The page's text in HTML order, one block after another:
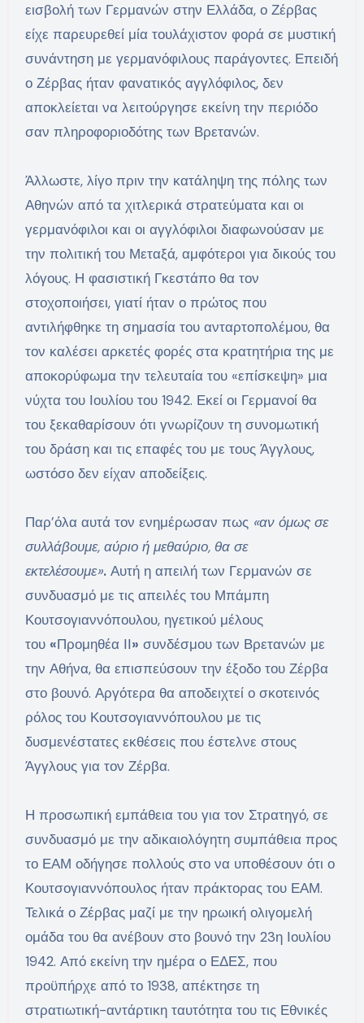
εισβολή των Γερμανών στην Ελλάδα, ο Ζέρβας
είχε παρευρεθεί μία τουλάχιστον φορά σε μυστική
συνάντηση με γερμανόφιλους παράγοντες. Επειδή
ο Ζέρβας ήταν φανατικός αγγλόφιλος, δεν
αποκλείεται να λειτούργησε εκείνη την περιόδο
σαν πληροφοριοδότης των Βρετανών.
Άλλωστε, λίγο πριν την κατάληψη της πόλης των
Αθηνών από τα χιτλερικά στρατεύματα και οι
γερμανόφιλοι και οι αγγλόφιλοι διαφωνούσαν με
την πολιτική του Μεταξά, αμφότεροι για δικούς του
λόγους. Η φασιστική Γκεστάπο θα τον
στοχοποιήσει, γιατί ήταν ο πρώτος που
αντιλήφθηκε τη σημασία του ανταρτοπολέμου, θα
τον καλέσει αρκετές φορές στα κρατητήρια της με
αποκορύφωμα την τελευταία του «επίσκεψη» μια
νύχτα του Ιουλίου του 1942. Εκεί οι Γερμανοί θα
του ξεκαθαρίσουν ότι γνωρίζουν τη συνομωτική
του δράση και τις επαφές του με τους Άγγλους,
ωστόσο δεν είχαν αποδείξεις.
Παρ’όλα αυτά τον ενημέρωσαν πως «αν όμως σε
συλλάβουμε, αύριο ή μεθαύριο, θα σε
εκτελέσουμε».Αυτή η απειλή των Γερμανών σε
συνδυασμό με τις απειλές του Μπάμπη
Κουτσογιαννόπουλου, ηγετικού μέλους
του «Προμηθέα ΙΙ» συνδέσμου των Βρετανών με
την Αθήνα, θα επισπεύσουν την έξοδο του Ζέρβα
στο βουνό. Αργότερα θα αποδειχτεί ο σκοτεινός
ρόλος του Κουτσογιαννόπουλου με τις
δυσμενέστατες εκθέσεις που έστελνε στους
Άγγλους για τον Ζέρβα.
Η προσωπική εμπάθεια του για τον Στρατηγό, σε
συνδυασμό με την αδικαιολόγητη συμπάθεια προς
το ΕΑΜ οδήγησε πολλούς στο να υποθέσουν ότι ο
Κουτσογιαννόπουλος ήταν πράκτορας του ΕΑΜ.
Τελικά ο Ζέρβας μαζί με την ηρωική ολιγομελή
ομάδα του θα ανέβουν στο βουνό την 23η Ιουλίου
1942. Από εκείνη την ημέρα ο ΕΔΕΣ, που
προϋπήρχε από το 1938, απέκτησε τη
στρατιωτική-αντάρτικη ταυτότητα του τις Εθνικές